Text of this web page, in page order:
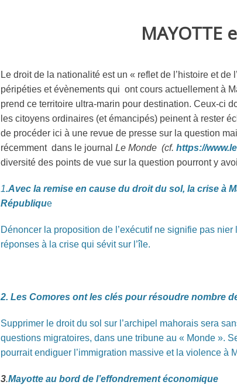
MAYOTTE
Le droit de la nationalité est un « reflet de l’histoire et
péripéties et évènements qui ont cours actuellement à
prend ce territoire ultra-marin pour destination. Ceux-ci
les citoyens ordinaires (et émancipés) peinent à rester
de procéder ici à une revue de presse sur la question
récemment dans le journal Le Monde (cf. https://
diversité des points de vue sur la question pourront y
1.Avec la remise en cause du droit du sol, la crise à
République
Dénoncer la proposition de l’exécutif ne signifie pas
réponses à la crise qui sévit sur l’île.
2. Les Comores ont les clés pour résoudre nombre
Supprimer le droit du sol sur l’archipel mahorais sera
questions migratoires, dans une tribune au « Monde ».
pourrait endiguer l’immigration massive et la violence à
3.Mayotte au bord de l’effondrement économique